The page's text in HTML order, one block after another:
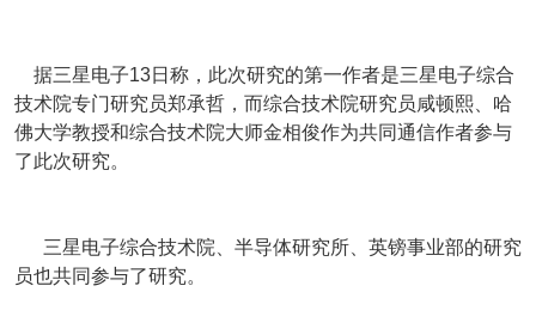
据三星电子13日称，此次研究的第一作者是三星电子综合
技术院专门研究员郑承哲，而综合技术院研究员咸顿熙、哈
佛大学教授和综合技术院大师金相俊作为共同通信作者参与
了此次研究。
三星电子综合技术院、半导体研究所、英镑事业部的研究
员也共同参与了研究。